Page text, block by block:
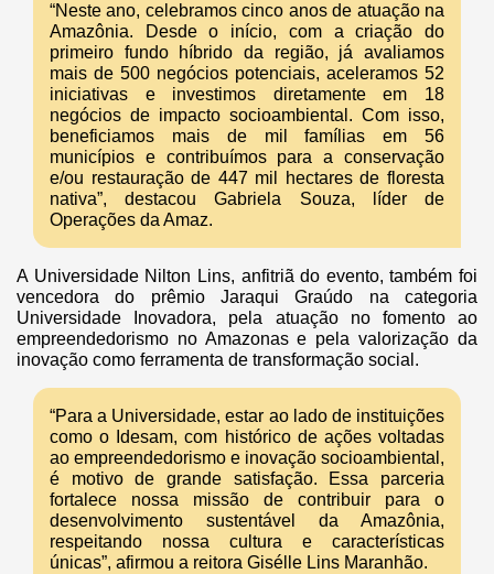
“Neste ano, celebramos cinco anos de atuação na
Amazônia. Desde o início, com a criação do
primeiro fundo híbrido da região, já avaliamos
mais de 500 negócios potenciais, aceleramos 52
iniciativas e investimos diretamente em 18
negócios de impacto socioambiental. Com isso,
beneficiamos mais de mil famílias em 56
municípios e contribuímos para a conservação
e/ou restauração de 447 mil hectares de floresta
nativa”, destacou Gabriela Souza, líder de
Operações da Amaz.
A Universidade Nilton Lins, anfitriã do evento, também foi
vencedora do prêmio Jaraqui Graúdo na categoria
Universidade Inovadora, pela atuação no fomento ao
empreendedorismo no Amazonas e pela valorização da
inovação como ferramenta de transformação social.
“Para a Universidade, estar ao lado de instituições
como o Idesam, com histórico de ações voltadas
ao empreendedorismo e inovação socioambiental,
é motivo de grande satisfação. Essa parceria
fortalece nossa missão de contribuir para o
desenvolvimento sustentável da Amazônia,
respeitando nossa cultura e características
únicas”, afirmou a reitora Gisélle Lins Maranhão.